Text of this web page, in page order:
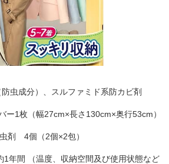
虫成分）、スルファミド系防カビ剤
ー1枚（幅27cm×長さ130cm×奥行53cm）
剤 4個（2個×2包）
1年間 （温度、収納空間及び使用状態など